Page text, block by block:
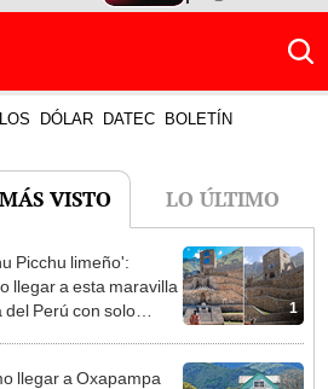
DÓLAR DATEC BOLETÍN
VISTO LO ÚLTIMO
1
Picchu limeño':
llegar a esta maravilla
del Perú con solo
llegar a Oxapampa